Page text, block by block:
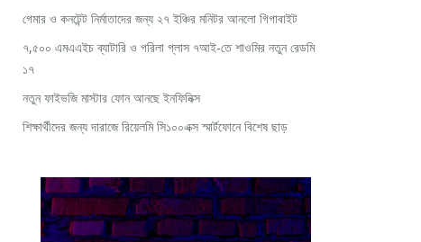
গেমার ও কনটেন্ট নির্মাতাদের জন্য ২৭ ইঞ্চির মনিটর আনলো গিগাবাইট
৭,৫০০ এমএএইচ ব্যাটারি ও গরিলা গ্লাস ৭আই-তে শাওমির নতুন রেডমি
১৭
নতুন ফাইভজি মাস্টার ফোন আনছে ইনফিনিক্স
শিক্ষার্থীদের জন্য দারাজে রিয়েলমি সি১০০এক্স স্মার্টফোনে বিশেষ ছাড়